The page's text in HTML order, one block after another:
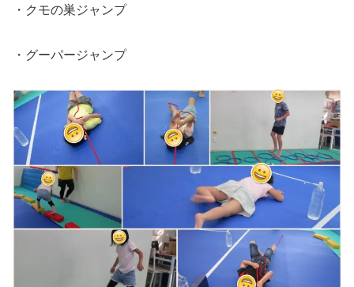
・クモの巣ジャンプ
・グーパージャンプ